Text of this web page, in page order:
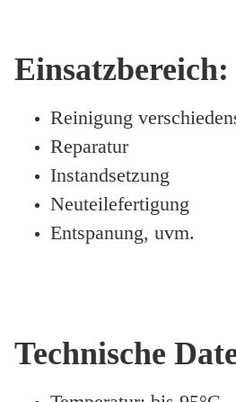
Einsatzbereich:
Reinigung
Reparatur
Instandsetzung
Neuteilefertigung
Entspanung, uvm.
Technische